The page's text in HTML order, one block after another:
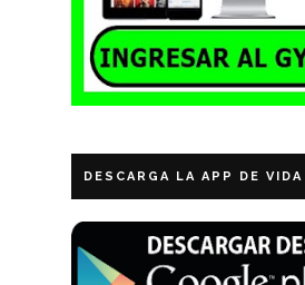
DESCARGA LA APP DE VIDA